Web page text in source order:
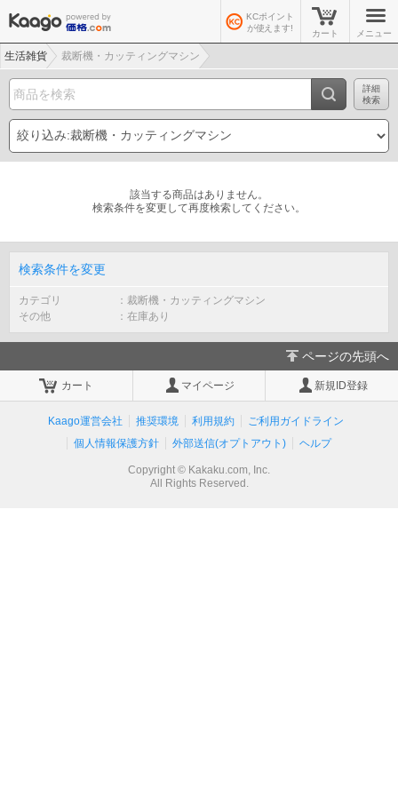
KCポイント
が使えます!
カート メニュー
生活雑貨 裁断機・カッティングマシン
詳細
検索
該当する商品はありません。
検索条件を変更して再度検索してください。
検索条件を変更
カテゴリ
裁断機・カッティングマシン
その他
在庫あり
ページの先頭へ
カート マイページ 新規ID登録
Kaago運営会社 推奨環境 利用規約
ご利用ガイドライン
個人情報保護方針
外部送信(オプトアウト) ヘルプ
Copyright © Kakaku.com, Inc.
All Rights Reserved.